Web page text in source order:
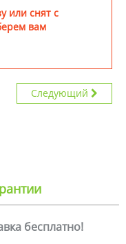
или снят с
вам
Следующий
бесплатно!